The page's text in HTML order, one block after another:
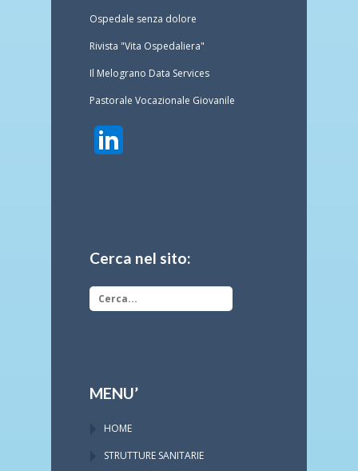
Ospedale senza dolore
Rivista "Vita Ospedaliera"
Il Melograno Data Services
Pastorale Vocazionale Giovanile
Cerca nel sito:
MENU’
HOME
STRUTTURE SANITARIE